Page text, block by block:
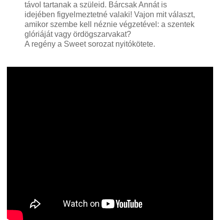
távol tartanak a szüleid. Bárcsak Annát is
idejében figyelmeztetné valaki! Vajon mit választ,
amikor szembe kell néznie végzetével: a szentek
glóriáját vagy ördögszarvakat?
A regény a Sweet sorozat nyitókötete.